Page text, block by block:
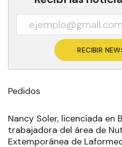
RECIBIR
Pedidos
Nancy Soler, licenciada en
trabajadora del área de
Extemporánea de